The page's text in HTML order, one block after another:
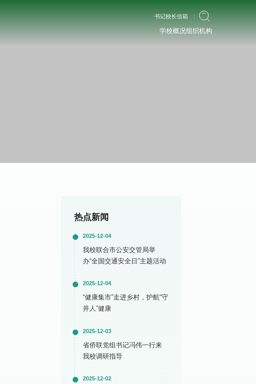
书记校长信箱
学校概况组织机构
热点新闻
2025-12-04
我校联合市公安交管局举
办“全国交通安全日”主题活动
2025-12-04
“健康集市”走进乡村，护航“守
井人”健康
2025-12-03
省侨联党组书记冯伟一行来
我校调研指导
2025-12-02